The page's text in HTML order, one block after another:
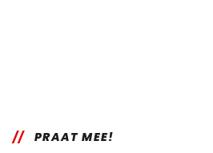
PRAAT MEE!